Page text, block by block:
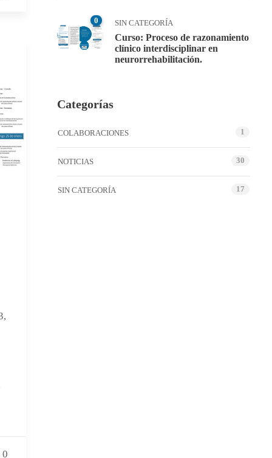
0
0 SIN CATEGORÍA
Curso: Proceso de razonamiento
clínico interdisciplinar en
neurorrehabilitación.
Categorías
COLABORACIONES 1
NOTICIAS 30
SIN CATEGORÍA 17